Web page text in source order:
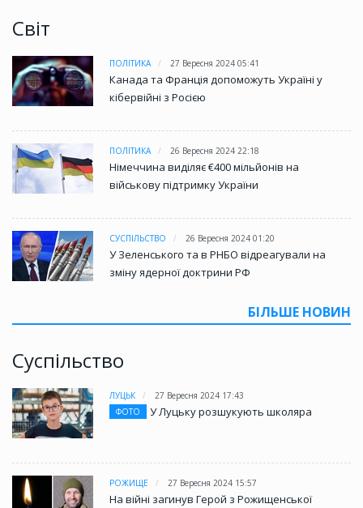
Світ
ПОЛІТИКА 27 Вересня 2024 05:41
Канада та Франція допоможуть Україні у
кібервійні з Росією
ПОЛІТИКА 26 Вересня 2024 22:18
Німеччина виділяє €400 мільйонів на
військову підтримку України
СУСПІЛЬСТВО 26 Вересня 2024 01:20
У Зеленського та в РНБО відреагували на
зміну ядерної доктрини РФ
БІЛЬШЕ НОВИН
Суспільство
ЛУЦЬК
27 Вересня 2024 17:43
ФОТО
У Луцьку розшукують школяра
РОЖИЩЕ 27 Вересня 2024 15:57
На війні загинув Герой з Рожищенської